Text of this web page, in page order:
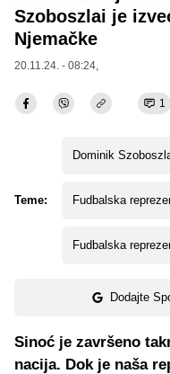
Szoboszlai je
Njemačke
20.11.24. - 08:24,
1
Teme:
Dominik
Fudbalska
Fudbalska
Dodajte
Sinoć je završeno
nacija. Dok je naša